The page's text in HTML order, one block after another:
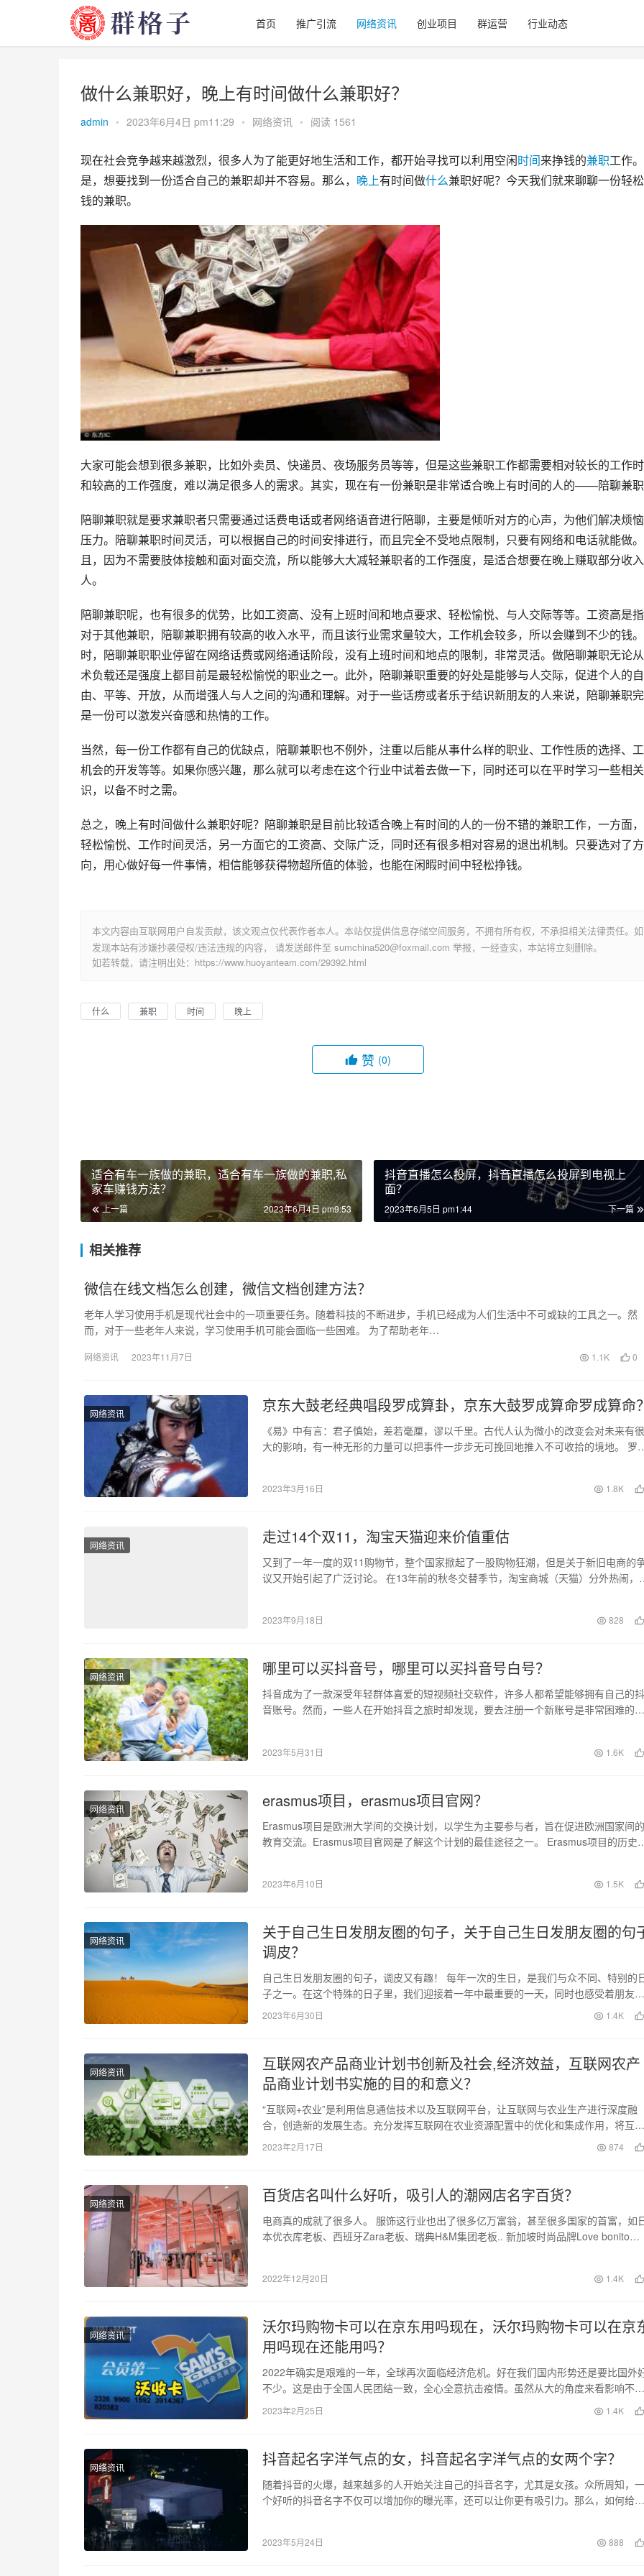
首页 推广引流 网络资讯 创业项目 群运营 行业动态
做什么兼职好，晚上有时间做什么兼职好？
admin • 2023年6月4日 pm11:29 • 网络资讯 • 阅读 1561
现在社会竞争越来越激烈，很多人为了能更好地生活和工作，都开始寻找可以利用空闲时间来挣钱的兼职工作
是，想要找到一份适合自己的兼职却并不容易。那么， 晚上有时间做什么兼职好呢？今天我们就来聊聊一份轻
钱的兼职。
大家可能会想到很多兼职，比如外卖员、快递员、夜场服务员等等，但是这些兼职工作都需要相对较长的工作
和较高的工作强度，难以满足很多人的需求。其实，现在有一份兼职是非常适合晚上有时间的人的——陪聊兼职
陪聊兼职就是要求兼职者只需要通过话费电话或者网络语音进行陪聊，主要是倾听对方的心声，为他们解决烦
压力。陪聊兼职时间灵活，可以根据自己的时间安排进行，而且完全不受地点限制，只要有网络和电话就能做
且，因为不需要肢体接触和面对面交流，所以能够大大减轻兼职者的工作强度，是适合想要在晚上赚取部分收
人。
陪聊兼职呢，也有很多的优势，比如工资高、没有上班时间和地点要求、轻松愉悦、与人交际等等。工资高是
对于其他兼职，陪聊兼职拥有较高的收入水平，而且该行业需求量较大，工作机会较多，所以会赚到不少的钱
时，陪聊兼职职业停留在网络话费或网络通话阶段，没有上班时间和地点的限制，非常灵活。做陪聊兼职无论
术负载还是强度上都目前是最轻松愉悦的职业之一。此外，陪聊兼职重要的好处是能够与人交际，促进个人的自
由、平等、开放，从而增强人与人之间的沟通和理解。对于一些话痨或者乐于结识新朋友的人来说，陪聊兼职
是一份可以激发兴奋感和热情的工作。
当然，每一份工作都有自己的优缺点，陪聊兼职也不例外，注重以后能从事什么样的职业、工作性质的选择、
机会的开发等等。如果你感兴趣，那么就可以考虑在这个行业中试着去做一下，同时还可以在平时学习一些相
识，以备不时之需。
总之，晚上有时间做什么兼职好呢？陪聊兼职是目前比较适合晚上有时间的人的一份不错的兼职工作，一方面
轻松愉悦、工作时间灵活，另一方面它的工资高、交际广泛，同时还有很多相对容易的退出机制。只要选对了方
向，用心做好每一件事情，相信能够获得物超所值的体验，也能在闲暇时间中轻松挣钱。
本文内容由互联网用户自发贡献，该文观点仅代表作者本人。本站仅提供信息存储空间服务，不拥有所有权，不承担相关法律责任。如
发现本站有涉嫌抄袭侵权/违法违规的内容， 请发送邮件至 sumchina520@foxmail.com 举报，一经查实，本站将立刻删除。
如若转载，请注明出处：https://www.huoyanteam.com/29392.html
什么 兼职 时间 晚上
赞 (0)
适合有车一族做的兼职，适合有车一族做的兼职,私
家车赚钱方法？
上一篇 2023年6月4日 pm9:53
抖音直播怎么投屏，抖音直播怎么投屏到电视上
面？
下一篇
2023年6月5日 pm1:44
相关推荐
微信在线文档怎么创建，微信文档创建方法？
老年人学习使用手机是现代社会中的一项重要任务。随着科技的不断进步，手机已经成为人们生活中不可或缺的工具之一。然
而，对于一些老年人来说，学习使用手机可能会面临一些困难。 为了帮助老年…
网络资讯 2023年11月7日 1.1K 0
网络资讯 京东大鼓老经典唱段罗成算卦，京东大鼓罗成算命罗成算命？
《易》中有言：君子慎始，差若毫厘，谬以千里。古代人认为微小的改变会对未来有很
大的影响，有一种无形的力量可以把事件一步步无可挽回地推入不可收拾的境地。 罗
2023年3月16日 1.8K
网络资讯 走过14个双11，淘宝天猫迎来价值重估
又到了一年一度的双11购物节，整个国家掀起了一股购物狂潮，但是关于新旧电商的
议又开始引起了广泛讨论。 在13年前的秋冬交替季节，淘宝商城（天猫）分外热闹，
2023年9月18日 828
网络资讯 哪里可以买抖音号，哪里可以买抖音号白号？
抖音成为了一款深受年轻群体喜爱的短视频社交软件，许多人都希望能够拥有自己的抖
音账号。然而，一些人在开始抖音之旅时却发现，要去注册一个新账号是非常困难的，
2023年5月31日 1.6K
网络资讯 erasmus项目，erasmus项目官网？
Erasmus项目是欧洲大学间的交换计划，以学生为主要参与者，旨在促进欧洲国家间的
教育交流。Erasmus项目官网是了解这个计划的最佳途径之一。 Erasmus项目的历史
2023年6月10日 1.5K
网络资讯
关于自己生日发朋友圈的句子，关于自己生日发朋友圈的句
调皮？
自己生日发朋友圈的句子，调皮又有趣！ 每年一次的生日，是我们与众不同、特别的
子之一。在这个特殊的日子里，我们迎接着一年中最重要的一天，同时也感受着朋友们
的祝福与关爱。而在现代社交…
2023年6月30日 1.4K
网络资讯
互联网农产品商业计划书创新及社会,经济效益，互联网农产
品商业计划书实施的目的和意义？
“互联网+农业”是利用信息通信技术以及互联网平台，让互联网与农业生产进行深度融
合，创造新的发展生态。充分发挥互联网在农业资源配置中的优化和集成作用，将互联
网的创新成果深度融合于农业…
2023年2月17日 874
网络资讯 百货店名叫什么好听，吸引人的潮网店名字百货？
电商真的成就了很多人。 服饰这行业也出了很多亿万富翁，甚至很多国家的首富，如
本优衣库老板、西班牙Zara老板、瑞典H&M集团老板.. 新加坡时尚品牌Love bonito…
2022年12月20日 1.4K
网络资讯
沃尔玛购物卡可以在京东用吗现在，沃尔玛购物卡可以在京
用吗现在还能用吗？
2022年确实是艰难的一年，全球再次面临经济危机。好在我们国内形势还是要比国外
不少。这是由于全国人民团结一致，全心全意抗击疫情。虽然从大的角度来看影响不
大，但当我们关注个人时，我…
2023年2月25日 1.4K
网络资讯 抖音起名字洋气点的女，抖音起名字洋气点的女两个字？
随着抖音的火爆，越来越多的人开始关注自己的抖音名字，尤其是女孩。众所周知，一
个好听的抖音名字不仅可以增加你的曝光率，还可以让你更有吸引力。那么，如何给女
2023年5月24日 888